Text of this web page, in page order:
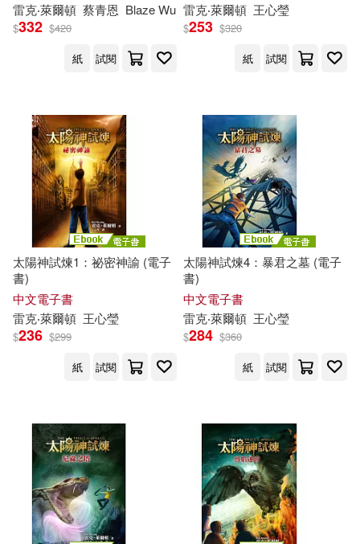
雷克‧萊爾頓 蔡青恩 Blaze Wu
$332 $420
紙
試閱
雷克‧萊爾頓 王心瑩
$253 $320
紙
試閱
太陽神試煉1：祕密神諭 (電子
書)
中文電子書
雷克‧萊爾頓 王心瑩
$236 $299
紙
試閱
太陽神試煉4：暴君之墓 (電子
書)
中文電子書
雷克‧萊爾頓 王心瑩
$284 $360
紙
試閱